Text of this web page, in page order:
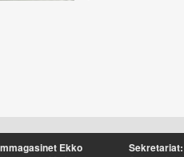
Ekko Sekretariat: